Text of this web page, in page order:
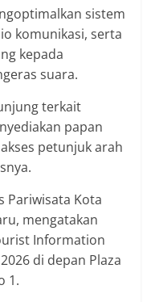
sistem
komunikasi, serta
kepada
suara.
terkait
papan
petunjuk arah
Pariwisata Kota
mengatakan
Information
di depan Plaza
1.